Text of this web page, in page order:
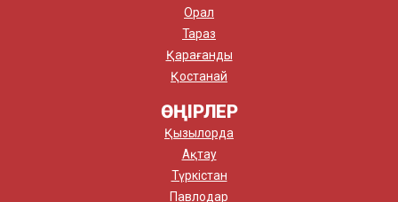
Орал
Тараз
Қарағанды
Қостанай
ӨҢІРЛЕР
Қызылорда
Ақтау
Түркістан
Павлодар